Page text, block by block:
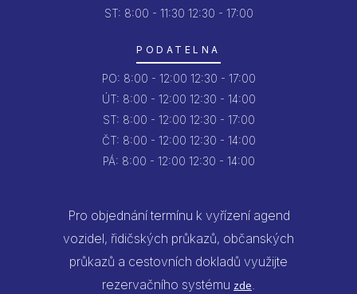
ST: 8:00 - 11:30 12:30 - 17:00
PODATELNA
PO: 8:00 - 12:00 12:30 - 17:00
ÚT: 8:00 - 12:00 12:30 - 14:00
ST: 8:00 - 12:00 12:30 - 17:00
ČT: 8:00 - 12:00 12:30 - 14:00
PÁ: 8:00 - 12:00 12:30 - 14:00
Pro objednání termínu k vyřízení agend
vozidel, řidičských průkazů, občanských
průkazů a cestovních dokladů využijte
rezervačního systému zde.